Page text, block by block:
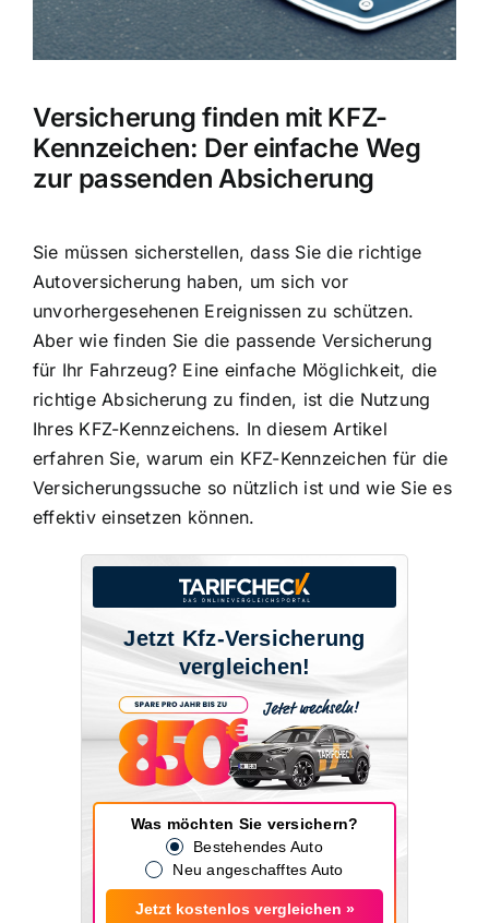
Versicherung finden mit KFZ-
Kennzeichen: Der einfache Weg
zur passenden Absicherung
Sie müssen sicherstellen, dass Sie die richtige
Autoversicherung haben, um sich vor
unvorhergesehenen Ereignissen zu schützen.
Aber wie finden Sie die passende Versicherung
für Ihr Fahrzeug? Eine einfache Möglichkeit, die
richtige Absicherung zu finden, ist die Nutzung
Ihres KFZ-Kennzeichens. In diesem Artikel
erfahren Sie, warum ein KFZ-Kennzeichen für die
Versicherungssuche so nützlich ist und wie Sie es
effektiv einsetzen können.
Jetzt Kfz-Versicherung
vergleichen!
Was möchten Sie versichern?
Bestehendes Auto
Neu angeschafftes Auto
Jetzt kostenlos vergleichen »